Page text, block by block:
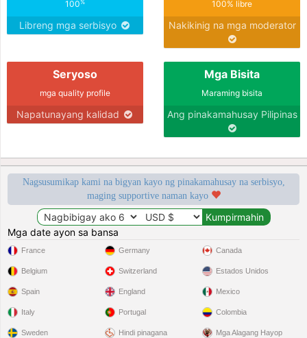
100%
Libreng mga serbisyo
100% libre
Nakikinig na mga moderator
Seryoso
mga quality profile
Napatunayang kalidad
Mga Bisita
Maraming bisita
Ang pinakamahusay Pilipinas
Nagsusumikap kami na bigyan kayo ng pinakamahusay na serbisyo,
maging supportive naman kayo
Mga date ayon sa bansa
France
Belgium
Spain
Italy
Sweden
Germany
Switzerland
England
Portugal
Hindi pinagana
Canada
Estados Unidos
Mexico
Colombia
Mga Alagang Hayop